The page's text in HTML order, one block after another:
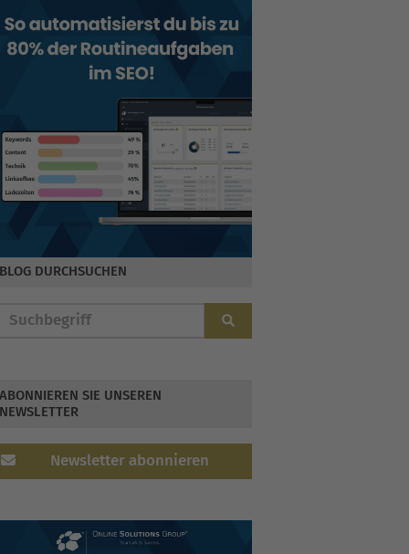
BLOG DURCHSUCHEN
ABONNIEREN SIE UNSEREN
NEWSLETTER
Newsletter abonnieren